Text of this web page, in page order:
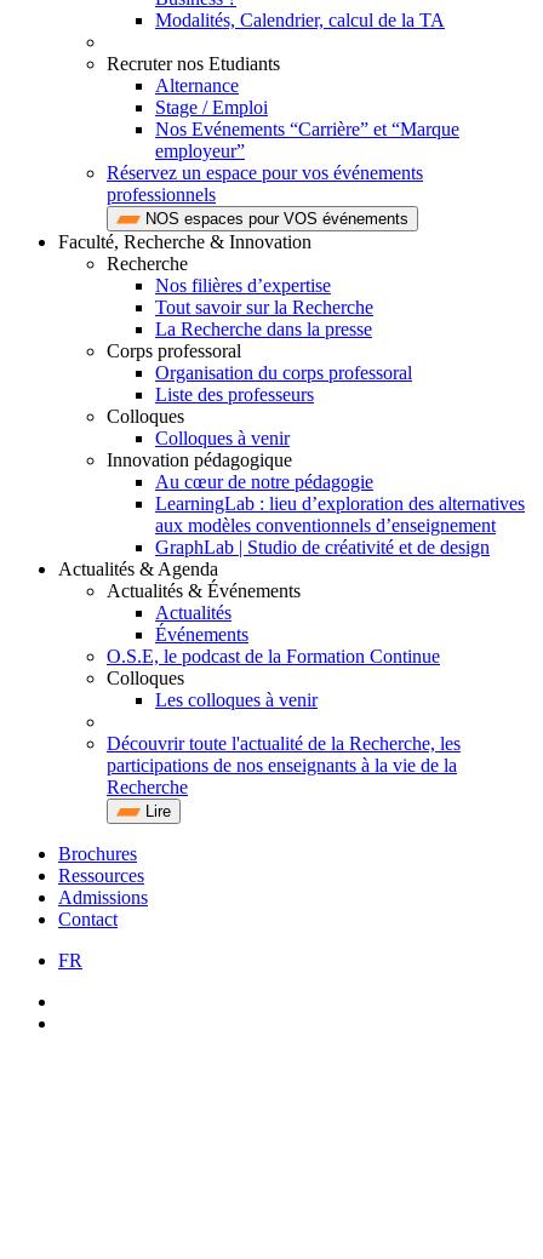
Modalités, Calendrier, calcul de la TA
Recruter nos Etudiants
Alternance
Stage / Emploi
Nos Evénements “Carrière” et “Marque
employeur”
Réservez un espace pour vos événements
professionnels
NOS espaces pour VOS événements
Faculté, Recherche & Innovation
Recherche
Nos filières d’expertise
Tout savoir sur la Recherche
La Recherche dans la presse
Corps professoral
Organisation du corps professoral
Liste des professeurs
Colloques
Colloques à venir
Innovation pédagogique
Au cœur de notre pédagogie
LearningLab : lieu d’exploration des alternatives
aux modèles conventionnels d’enseignement
GraphLab | Studio de créativité et de design
Actualités & Agenda
Actualités & Événements
Actualités
Événements
O.S.E, le podcast de la Formation Continue
Colloques
Les colloques à venir
Découvrir toute l'actualité de la Recherche, les
participations de nos enseignants à la vie de la
Recherche
Lire
Brochures
Ressources
Admissions
Contact
FR